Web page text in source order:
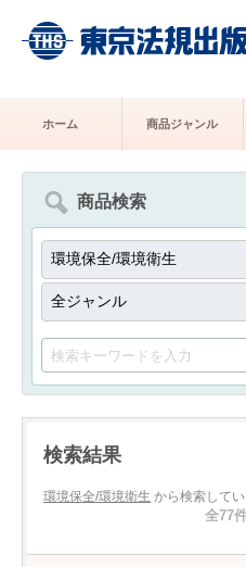
ホーム 商品ジャンル
商品検索
検索結果
環境保全/環境衛生 から検索してい
全77